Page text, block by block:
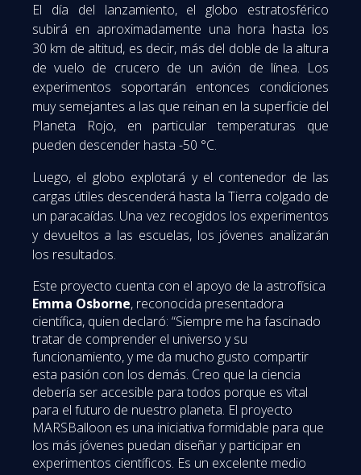
El día del lanzamiento, el globo estratosférico
subirá en aproximadamente una hora hasta los
30 km de altitud, es decir, más del doble de la altura
de vuelo de crucero de un avión de línea. Los
experimentos soportarán entonces condiciones
muy semejantes a las que reinan en la superficie del
Planeta Rojo, en particular temperaturas que
pueden descender hasta -50 °C.
Luego, el globo explotará y el contenedor de las
cargas útiles descenderá hasta la Tierra colgado de
un paracaídas. Una vez recogidos los experimentos
y devueltos a las escuelas, los jóvenes analizarán
los resultados.
Este proyecto cuenta con el apoyo de la astrofísica
Emma Osborne, reconocida presentadora
científica, quien declaró: “Siempre me ha fascinado
tratar de comprender el universo y su
funcionamiento, y me da mucho gusto compartir
esta pasión con los demás. Creo que la ciencia
debería ser accesible para todos porque es vital
para el futuro de nuestro planeta. El proyecto
MARSBalloon es una iniciativa formidable para que
los más jóvenes puedan diseñar y participar en
experimentos científicos. Es un excelente medio